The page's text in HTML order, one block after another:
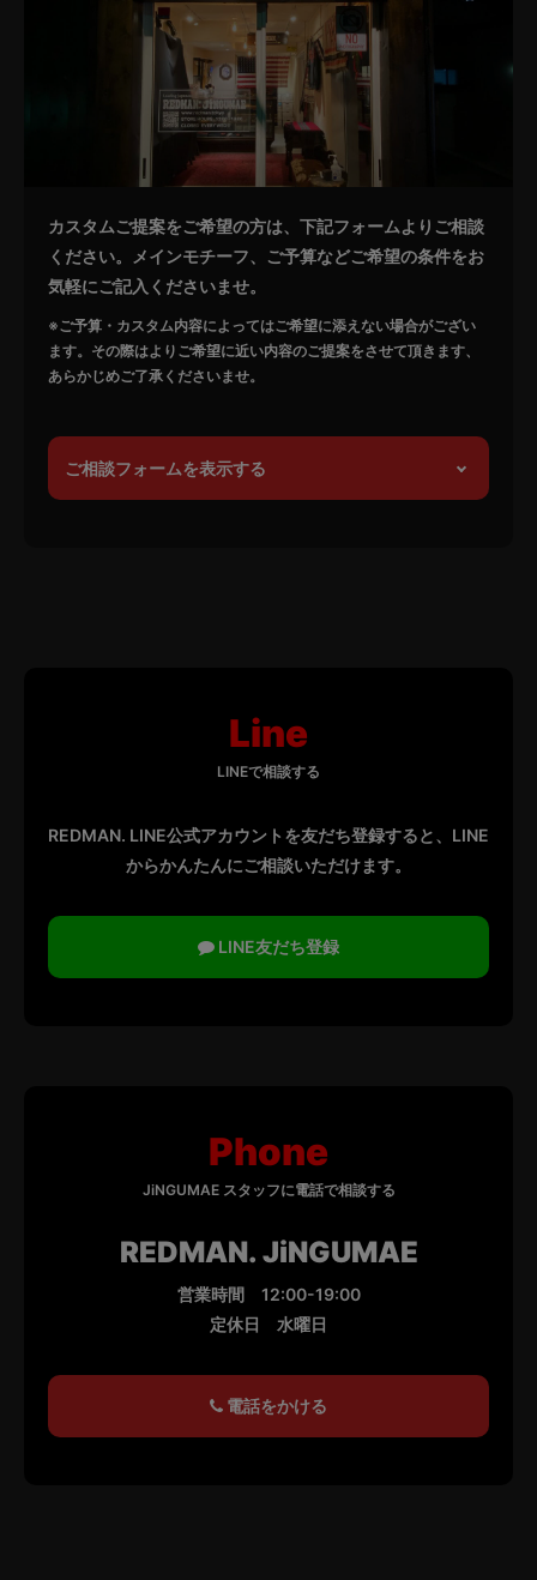
カスタムご提案をご希望の方は、下記フォームよりご相談
ください。メインモチーフ、ご予算などご希望の条件をお
気軽にご記入くださいませ。
※ご予算・カスタム内容によってはご希望に添えない場合がござい
ます。その際はよりご希望に近い内容のご提案をさせて頂きます、
あらかじめご了承くださいませ。
ご相談フォームを表示する
電話番号＊
ご予算＊
Line
LINEで相談する
REDMAN. LINE公式アカウントを友だち登録すると、LINE
からかんたんにご相談いただけます。
LINE友だち登録
Phone
JiNGUMAE スタッフに電話で相談する
REDMAN. JiNGUMAE
営業時間 12:00-19:00
定休日 水曜日
電話をかける